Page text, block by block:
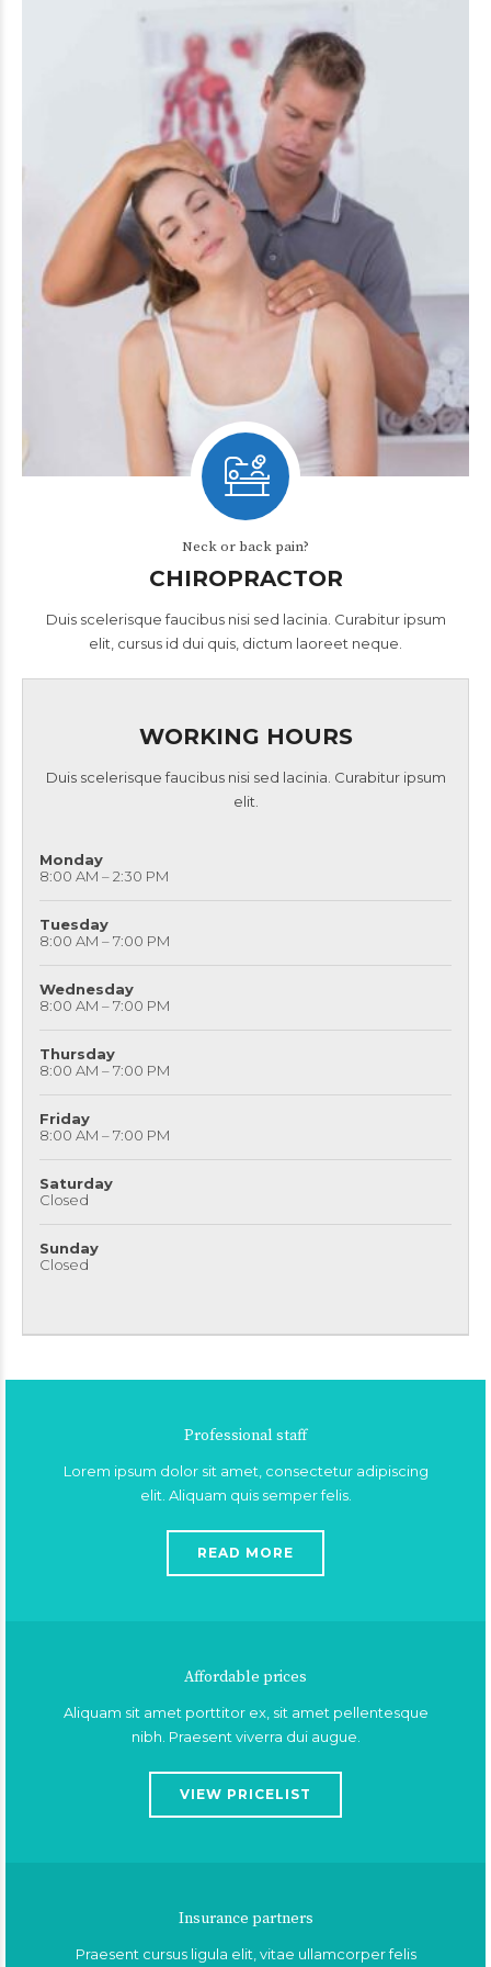
Neck or back pain?
CHIROPRACTOR
Duis scelerisque faucibus nisi sed lacinia. Curabitur ipsum
elit, cursus id dui quis, dictum laoreet neque.
WORKING HOURS
Duis scelerisque faucibus nisi sed lacinia. Curabitur ipsum
elit.
Monday
8:00 AM – 2:30 PM
Tuesday
8:00 AM – 7:00 PM
Wednesday
8:00 AM – 7:00 PM
Thursday
8:00 AM – 7:00 PM
Friday
8:00 AM – 7:00 PM
Saturday
Closed
Sunday
Closed
Professional staff
Lorem ipsum dolor sit amet, consectetur adipiscing
elit. Aliquam quis semper felis.
READ MORE
Affordable prices
Aliquam sit amet porttitor ex, sit amet pellentesque
nibh. Praesent viverra dui augue.
VIEW PRICELIST
Insurance partners
Praesent cursus ligula elit, vitae ullamcorper felis